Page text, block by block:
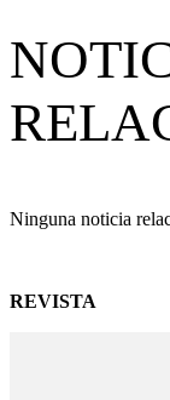
Ninguna noticia
REVISTA